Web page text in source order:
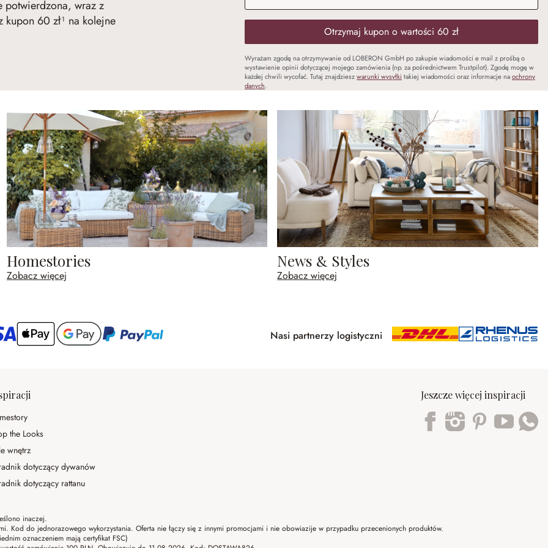
potwierdzona, wraz z
kupon 60 zł¹ na kolejne
Otrzymaj kupon o wartości 60 zł
Wyrażam zgodę na otrzymywanie od LOBERON GmbH po zakupie wiadomości e mail z prośbą o
wystawienie opinii dotyczącej mojego zamówienia (np. za pośrednictwem Trustpilot). Zgodę mogę w
każdej chwili wycofać. Tutaj znajdzieszwarunki wysyłki takiej wiadomości oraz informacje naochrony
danych.
Homestories
Zobacz więcej
News & Styles
Zobacz więcej
Nasi partnerzy logistyczni
the Looks
wnętrz
dotyczący dywanów
dotyczący rattanu
Jeszcze więcej inspiracji
inaczej.
Kod do jednorazowego wykorzystania. Oferta nie łączy się z innymi promocjami i nie obowiazije w przypadku przecenionych produktów.
oznaczeniem mają certyfikat FSC)